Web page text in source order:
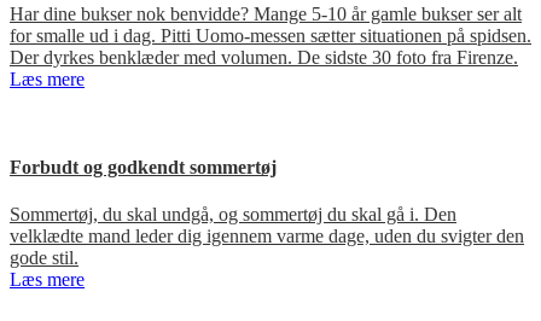
Har dine bukser nok benvidde? Mange 5-10 år gamle bukser ser alt
for smalle ud i dag. Pitti Uomo-messen sætter situationen på spidsen.
Der dyrkes benklæder med volumen. De sidste 30 foto fra Firenze.
Læs mere
Forbudt og godkendt sommertøj
Sommertøj, du skal undgå, og sommertøj du skal gå i. Den
velklædte mand leder dig igennem varme dage, uden du svigter den
gode stil.
Læs mere